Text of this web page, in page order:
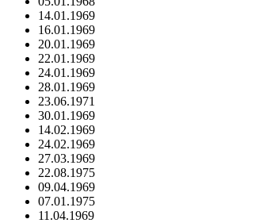
14.01.1969
16.01.1969
20.01.1969
22.01.1969
24.01.1969
28.01.1969
23.06.1971
30.01.1969
14.02.1969
24.02.1969
27.03.1969
22.08.1975
09.04.1969
07.01.1975
11.04.1969